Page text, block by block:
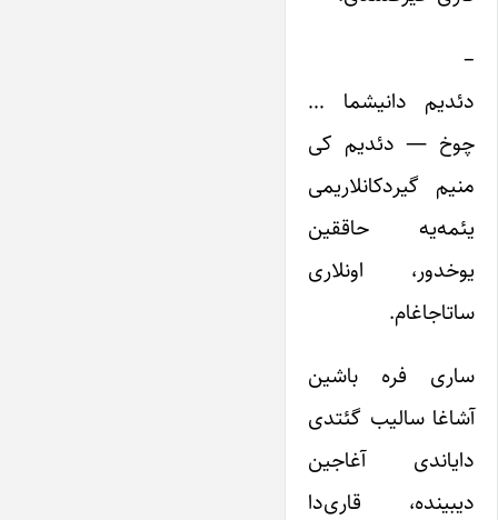
–
دئدیم دانیشما …
چوخ — دئدیم کی
منیم گیردکانلاریمی
یئمه‌یه حاققین
یوخدور، اونلاری
ساتاجاغام.
ساری فره باشین
آشاغا سالیب گئتدی
دایاندی آغاجین
دیبینده، قاری‌دا